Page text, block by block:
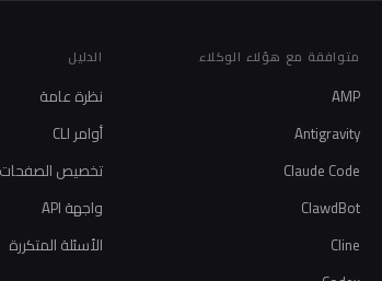
متوافقة مع هؤلاء الوكلاء
AMP
Antigravity
Claude Code
ClawdBot
Cline
الدليل
نظرة عامة
أوامر CLI
تخصيص الصفحات
واجهة API
الأسئلة المتكررة